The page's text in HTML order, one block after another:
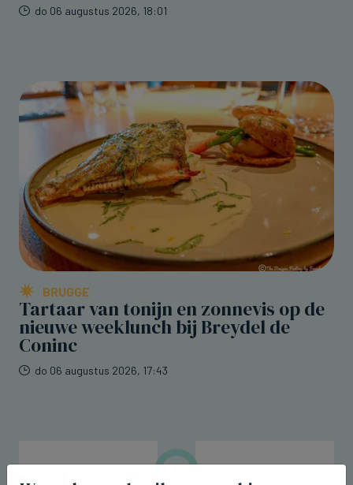
do 06 augustus 2026, 18:01
BRUGGE
Tartaar van tonijn en zonnevis op de
nieuwe weeklunch bij Breydel de
Coninc
do 06 augustus 2026, 17:43